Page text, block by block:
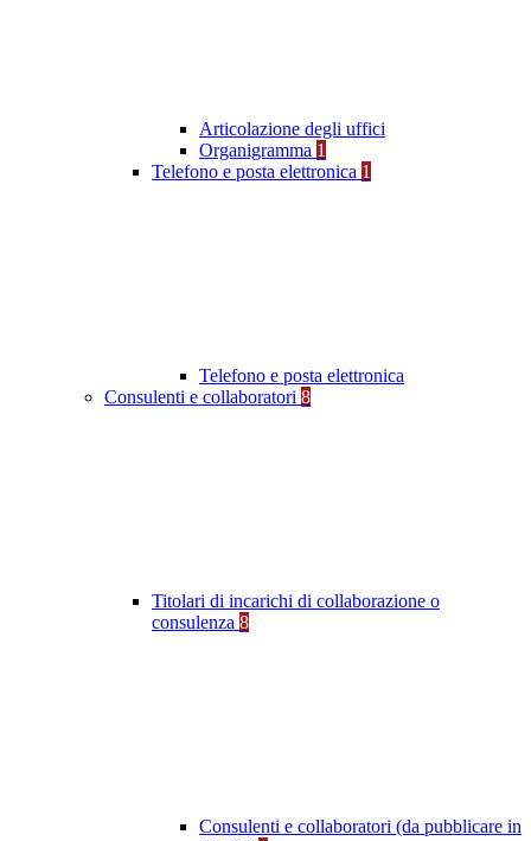
Articolazione degli uffici
Organigramma 1
Telefono e posta elettronica 1
Telefono e posta elettronica
Consulenti e collaboratori 8
Titolari di incarichi di collaborazione o
consulenza 8
Consulenti e collaboratori (da pubblicare in